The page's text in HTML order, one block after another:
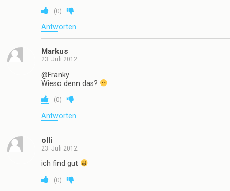
(0)
Antworten
Markus
23. Juli 2012
@Franky
Wieso denn das?
(0)
Antworten
olli
23. Juli 2012
ich find gut
(0)